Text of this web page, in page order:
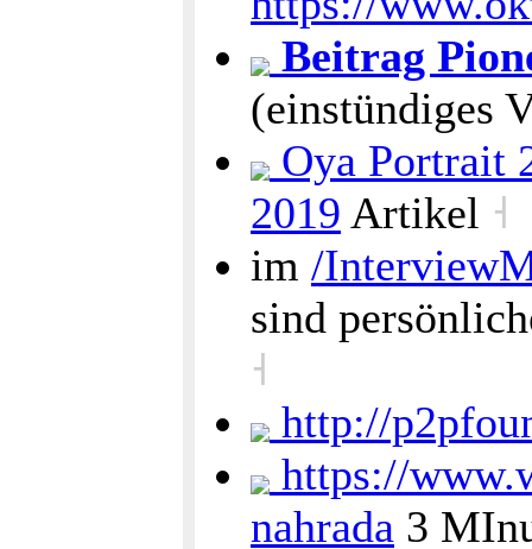
Beitrag
(einstündiges
Oya Portrait
2019 Artikel ˧
im /
sind
˧
http://
https://
nahrada 3